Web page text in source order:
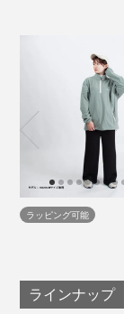
ラッピング可能
ラインナップ